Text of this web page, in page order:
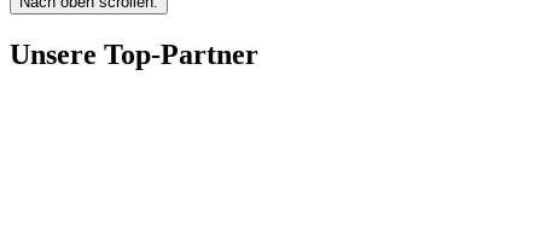
Unsere Top-Partner